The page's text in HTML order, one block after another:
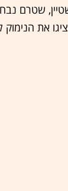
שטרם
את